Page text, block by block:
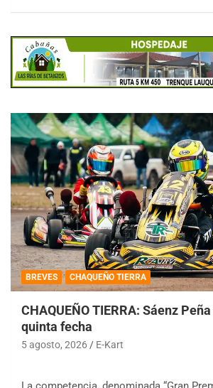
BREVES CHAQUEÑO TIERRA
CHAQUEÑO TIERRA: Sáenz
quinta fecha
5 agosto, 2026 E-Kart